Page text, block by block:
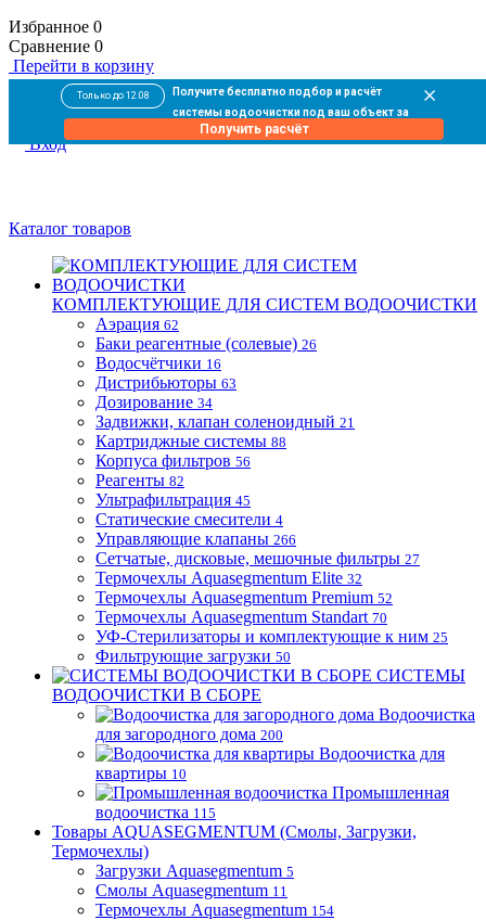
Избранное 0
Сравнение 0
Перейти в корзину
0
В корзинепока пусто
Оформить заказ
Вход
Каталог товаров
КОМПЛЕКТУЮЩИЕ ДЛЯ СИСТЕМ ВОДООЧИСТКИ
Аэрация 62
Баки реагентные (солевые) 26
Водосчётчики 16
Дистрибьюторы 63
Дозирование 34
Задвижки, клапан соленоидный 21
Картриджные системы 88
Корпуса фильтров 56
Реагенты 82
Ультрафильтрация 45
Статические смесители 4
Управляющие клапаны 266
Сетчатые, дисковые, мешочные фильтры 27
Термочехлы Aquasegmentum Elite 32
Термочехлы Aquasegmentum Premium 52
Термочехлы Aquasegmentum Standart 70
УФ-Стерилизаторы и комплектующие к ним 25
Фильтрующие загрузки 50
СИСТЕМЫ
ВОДООЧИСТКИ В СБОРЕ
Водоочистка
для загородного дома 200
Водоочистка для
квартиры 10
Промышленная
водоочистка 115
Товары AQUASEGMENTUM (Смолы, Загрузки,
Термочехлы)
Загрузки Aquasegmentum 5
Смолы Aquasegmentum 11
Термочехлы Aquasegmentum 154
Получите бесплатно подбор и расчёт
системы водоочистки под ваш объект за
10 минутПолучить расчёт
Только до 12.08